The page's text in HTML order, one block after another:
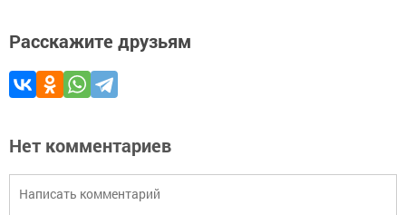
Расскажите друзьям
Нет комментариев